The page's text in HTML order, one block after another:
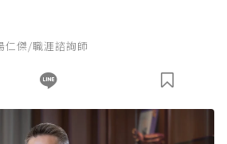
點數：0點；前往 購買點數
仁傑/職涯諮詢師